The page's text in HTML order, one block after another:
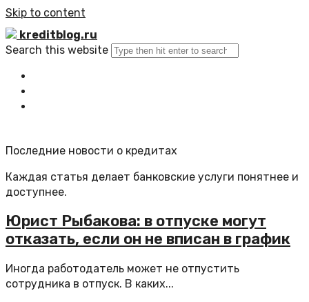
Skip to content
kreditblog.ru
Search this website
Последние новости о кредитах
Каждая статья делает банковские услуги понятнее и
доступнее.
Юрист Рыбакова: в отпуске могут
отказать, если он не вписан в график
Иногда работодатель может не отпустить
сотрудника в отпуск. В каких...